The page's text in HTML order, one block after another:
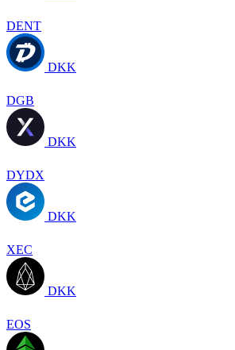
DENT
DKK
DGB
DKK
DYDX
DKK
XEC
DKK
EOS